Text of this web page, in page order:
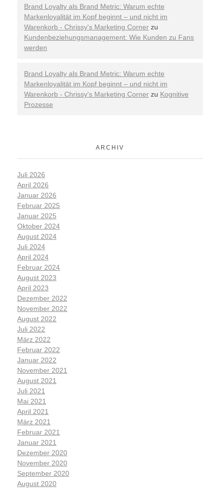
Brand Loyalty als Brand Metric: Warum echte
Markenloyalität im Kopf beginnt – und nicht im
Warenkorb - Chrissy's Marketing Corner zu
Kundenbeziehungsmanagement: Wie Kunden zu Fans
werden
Brand Loyalty als Brand Metric: Warum echte
Markenloyalität im Kopf beginnt – und nicht im
Warenkorb - Chrissy's Marketing Corner zu Kognitive
Prozesse
ARCHIV
Juli 2026
April 2026
Januar 2026
Februar 2025
Januar 2025
Oktober 2024
August 2024
Juli 2024
April 2024
Februar 2024
August 2023
April 2023
Dezember 2022
November 2022
August 2022
Juli 2022
März 2022
Februar 2022
Januar 2022
November 2021
August 2021
Juli 2021
Mai 2021
April 2021
März 2021
Februar 2021
Januar 2021
Dezember 2020
November 2020
September 2020
August 2020